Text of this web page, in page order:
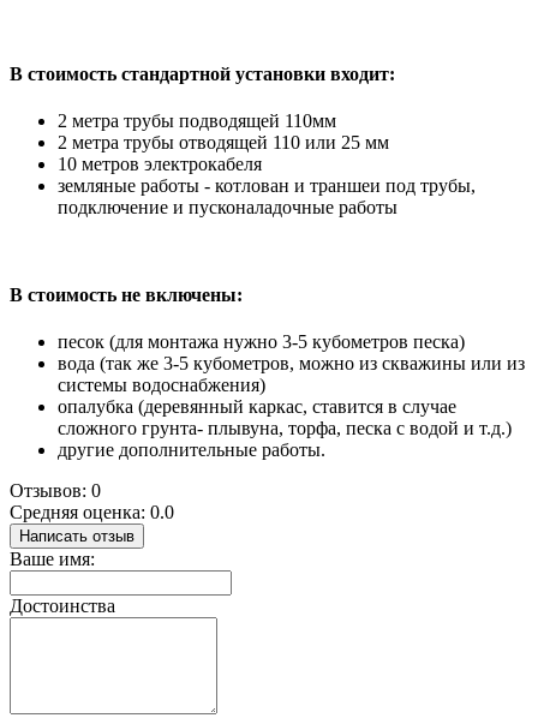
В стоимость стандартной установки входит:
2 метра трубы подводящей 110мм
2 метра трубы отводящей 110 или 25 мм
10 метров электрокабеля
земляные работы - котлован и траншеи под трубы,
подключение и пусконаладочные работы
В стоимость не включены:
песок (для монтажа нужно 3-5 кубометров песка)
вода (так же 3-5 кубометров, можно из скважины или из
системы водоснабжения)
опалубка (деревянный каркас, ставится в случае
сложного грунта- плывуна, торфа, песка с водой и т.д.)
другие дополнительные работы.
Отзывов: 0
Средняя оценка: 0.0
Написать отзыв
Ваше имя:
Достоинства